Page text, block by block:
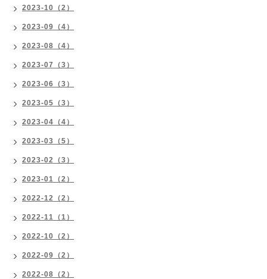
2023-10（2）
2023-09（4）
2023-08（4）
2023-07（3）
2023-06（3）
2023-05（3）
2023-04（4）
2023-03（5）
2023-02（3）
2023-01（2）
2022-12（2）
2022-11（1）
2022-10（2）
2022-09（2）
2022-08（2）